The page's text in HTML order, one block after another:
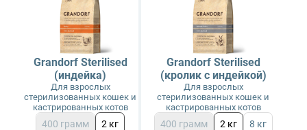
Grandorf Sterilised
(индейка)
Для взрослых
стерилизованных кошек и
кастрированных котов
400 грамм 2 кг
Grandorf Sterilised
(кролик с индейкой)
Для взрослых
стерилизованных кошек и
кастрированных котов
400 грамм 2 кг 8 кг